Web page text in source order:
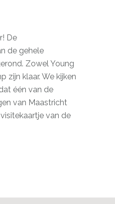
De
de gehele
Zowel Young
zijn klaar. We kijken
één van de
van Maastricht
van de